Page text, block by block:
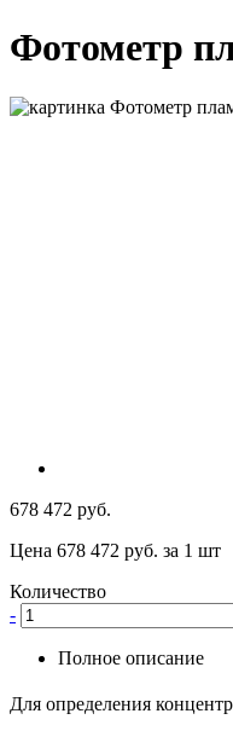
Фотометр
678 472 руб.
Цена 678 472 руб. за 1 шт
Количество
-
Полное описание
Для определения